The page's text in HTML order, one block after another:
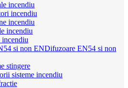
incendiu
incendiu
incendiu
incendiu
incendiu
Difuzoare EN54 si non
stingere
sisteme incendiu